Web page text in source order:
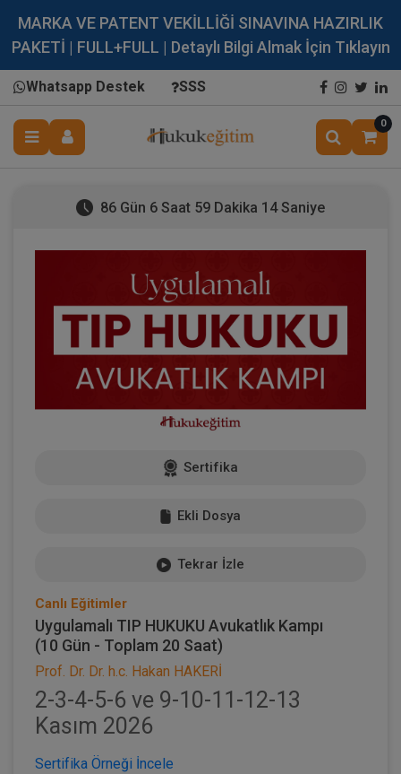
MARKA VE PATENT VEKİLLİĞİ SINAVINA HAZIRLIK
PAKETİ | FULL+FULL | Detaylı Bilgi Almak İçin Tıklayın
Whatsapp Destek SSS
0
86 Gün 6 Saat 59 Dakika 13 Saniye
Sertifika
Ekli Dosya
Tekrar İzle
Canlı Eğitimler
Uygulamalı TIP HUKUKU Avukatlık Kampı
(10 Gün - Toplam 20 Saat)
Prof. Dr. Dr. h.c. Hakan HAKERİ
2-3-4-5-6 ve 9-10-11-12-13
Kasım 2026
Sertifika Örneği İncele